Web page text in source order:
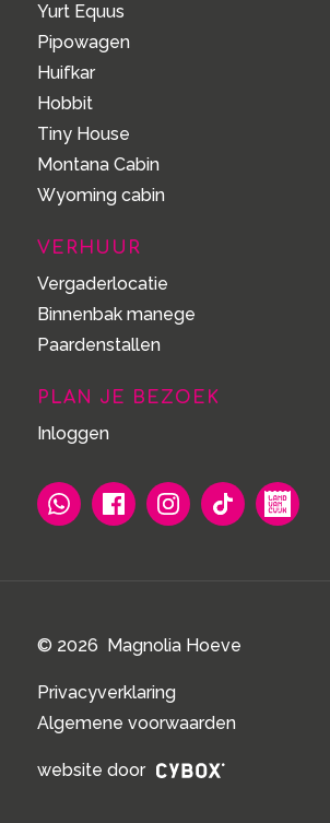
Yurt Equus
Pipowagen
Huifkar
Hobbit
Tiny House
Montana Cabin
Wyoming cabin
VERHUUR
Vergaderlocatie
Binnenbak manege
Paardenstallen
PLAN JE BEZOEK
Inloggen
© 2026 Magnolia Hoeve
Privacyverklaring
Algemene voorwaarden
website door